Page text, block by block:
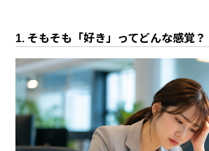
1. そもそも「好き」ってどんな感覚？